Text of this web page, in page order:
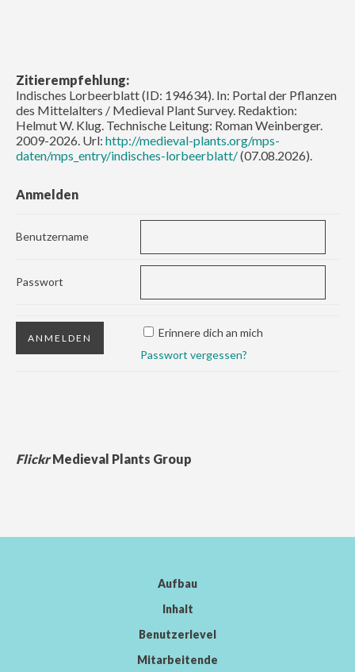
Zitierempfehlung:
Indisches Lorbeerblatt (ID: 194634). In: Portal der Pflanzen
des Mittelalters / Medieval Plant Survey. Redaktion:
Helmut W. Klug. Technische Leitung: Roman Weinberger.
2009-2026. Url: http://medieval-plants.org/mps-
daten/mps_entry/indisches-lorbeerblatt/(07.08.2026).
Anmelden
Benutzername
Passwort
Erinnere dich an mich
Passwort vergessen?
FlickrMedieval Plants Group
Aufbau
Inhalt
Benutzerlevel
Mitarbeitende